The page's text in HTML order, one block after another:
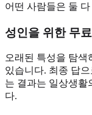
어떤 사람들은 둘
성인을 위한 무
오래된 특성을 탐색
있습니다. 최종 답
는 결과는 일상생활
다.